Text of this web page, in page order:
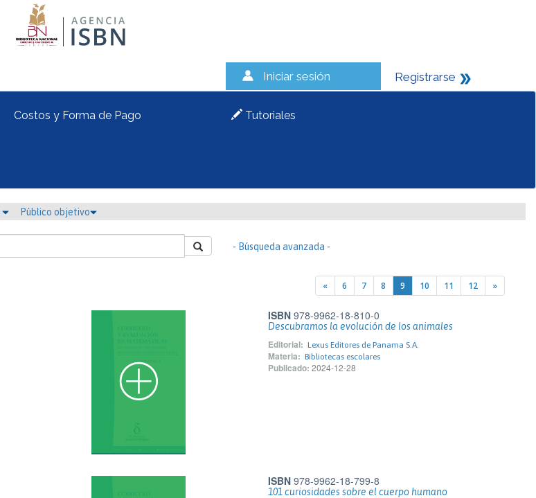
Iniciar sesión Registrarse
Costos y Forma de Pago Tutoriales
Público objetivo
- Búsqueda avanzada -
« 6 7 8 9 10 11 12 »
ISBN 978-9962-18-810-0
Descubramos la evolución de los animales
Editorial: Lexus Editores de Panama S.A.
Materia: Bibliotecas escolares
Publicado: 2024-12-28
ISBN 978-9962-18-799-8
101 curiosidades sobre el cuerpo humano